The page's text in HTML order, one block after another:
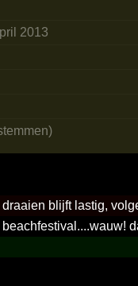
2013
blijft lastig,